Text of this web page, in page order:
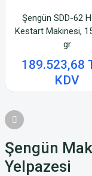
Şengün SDD-62
Kestart Makinesi,
gr
189.523,68
KDV
Şengün
Yelpazesi